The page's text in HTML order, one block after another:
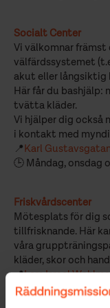
Socialt Center
Vi välkomnar
välfärdssystemet
akut eller långsiktig
Här får du
tvätta kläder.
Vi hjälper dig också
i kontakt med
📍 Karl Gustavsgatan
🕒 Måndag, onsdag
Friskvårdscenter
Mötesplats för dig
tillfrisknande. Här
våra
kläder, skor och
📍Lars Israel
🕒 Måndag kl. 17-